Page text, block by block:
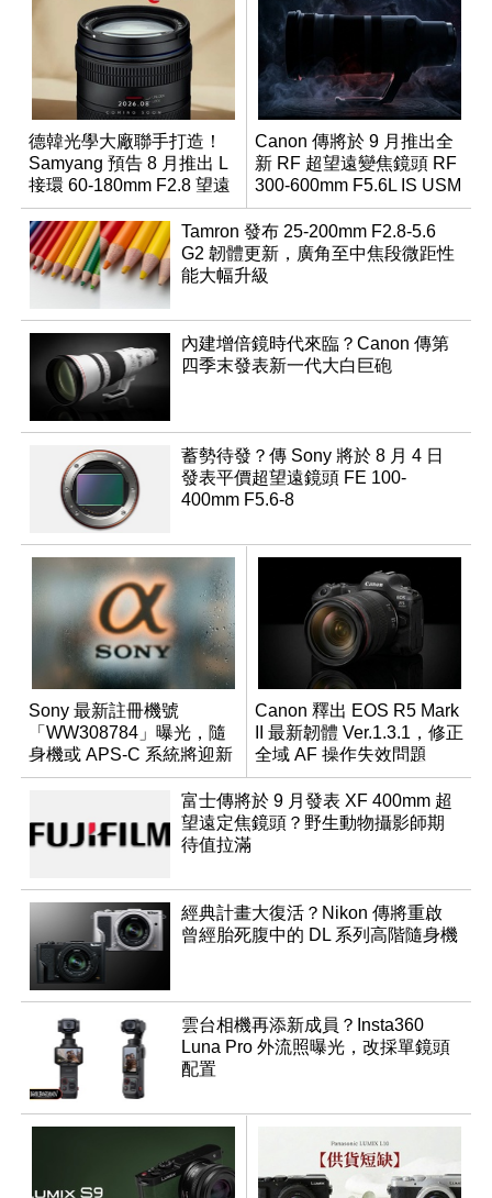
德韓光學大廠聯手打造！
Samyang 預告 8 月推出 L
接環 60-180mm F2.8 望遠
變焦鏡
Canon 傳將於 9 月推出全
新 RF 超望遠變焦鏡頭 RF
300-600mm F5.6L IS USM
Tamron 發布 25-200mm F2.8-5.6
G2 韌體更新，廣角至中焦段微距性
能大幅升級
內建增倍鏡時代來臨？Canon 傳第
四季末發表新一代大白巨砲
蓄勢待發？傳 Sony 將於 8 月 4 日
發表平價超望遠鏡頭 FE 100-
400mm F5.6-8
Sony 最新註冊機號
「WW308784」曝光，隨
身機或 APS-C 系統將迎新
成員？
Canon 釋出 EOS R5 Mark
II 最新韌體 Ver.1.3.1，修正
全域 AF 操作失效問題
富士傳將於 9 月發表 XF 400mm 超
望遠定焦鏡頭？野生動物攝影師期
待值拉滿
經典計畫大復活？Nikon 傳將重啟
曾經胎死腹中的 DL 系列高階隨身機
雲台相機再添新成員？Insta360
Luna Pro 外流照曝光，改採單鏡頭
配置